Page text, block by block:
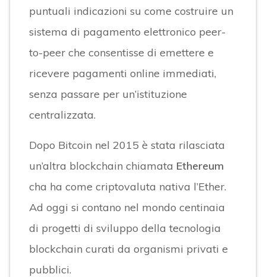
puntuali indicazioni su come costruire un
sistema di pagamento elettronico peer-
to-peer che consentisse di emettere e
ricevere pagamenti online immediati,
senza passare per un’istituzione
centralizzata.
Dopo Bitcoin nel 2015 è stata rilasciata
un’altra blockchain chiamata Ethereum
cha ha come criptovaluta nativa l’Ether.
Ad oggi si contano nel mondo centinaia
di progetti di sviluppo della tecnologia
blockchain curati da organismi privati e
pubblici.